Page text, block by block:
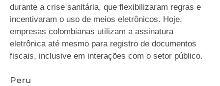
durante a crise sanitária, que flexibilizaram regras e
incentivaram o uso de meios eletrônicos. Hoje,
empresas colombianas utilizam a assinatura
eletrônica até mesmo para registro de documentos
fiscais, inclusive em interações com o setor público.
Peru